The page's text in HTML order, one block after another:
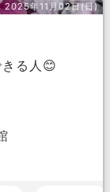
2025年11月02日(日)
る人😊